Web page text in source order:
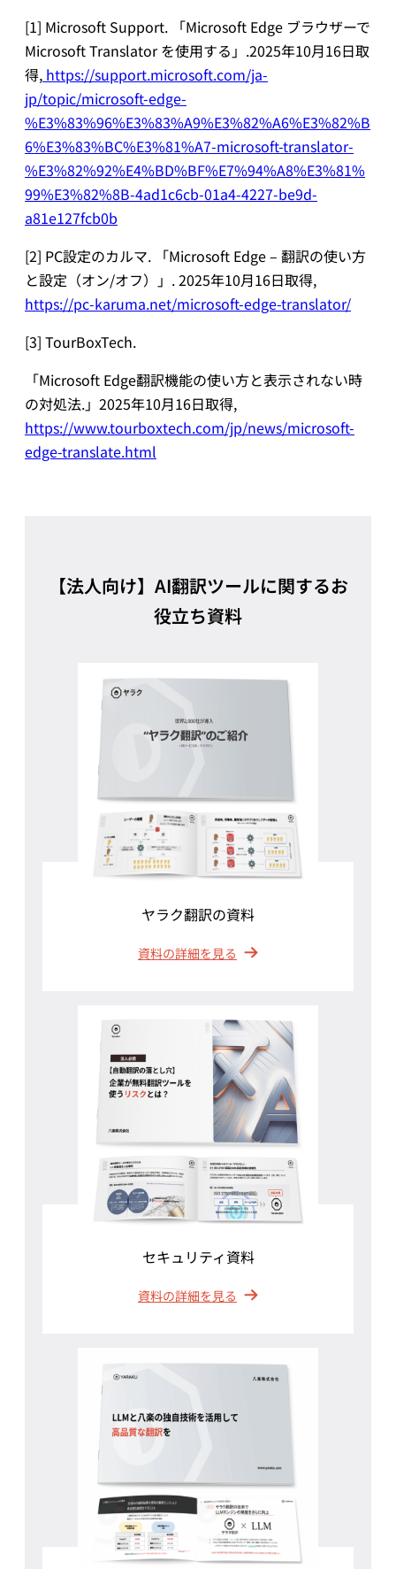
[1] Microsoft Support. 「Microsoft Edge ブラウザーで
Microsoft Translator を使用する」.2025年10月16日取
得, https://support.microsoft.com/ja-
jp/topic/microsoft-edge-
%E3%83%96%E3%83%A9%E3%82%A6%E3%82%B
6%E3%83%BC%E3%81%A7-microsoft-translator-
%E3%82%92%E4%BD%BF%E7%94%A8%E3%81%
99%E3%82%8B-4ad1c6cb-01a4-4227-be9d-
a81e127fcb0b
[2] PC設定のカルマ. 「Microsoft Edge – 翻訳の使い方
と設定（オン/オフ）」. 2025年10月16日取得,
https://pc-karuma.net/microsoft-edge-translator/
[3] TourBoxTech.
「Microsoft Edge翻訳機能の使い方と表示されない時
の対処法.」2025年10月16日取得,
https://www.tourboxtech.com/jp/news/microsoft-
edge-translate.html
【法人向け】AI翻訳ツールに関するお
役立ち資料
ヤラク翻訳の資料
資料の詳細を見る
セキュリティ資料
資料の詳細を見る